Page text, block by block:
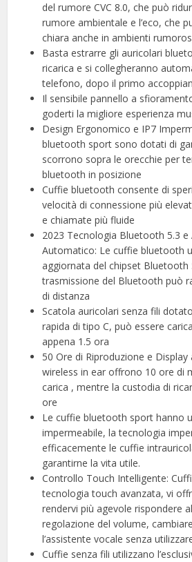
del rumore CVC 8.0, che può
rumore ambientale e l’eco, che
chiara anche in ambienti
Basta estrarre gli auricolari
ricarica e si collegheranno
telefono, dopo il primo
Il sensibile pannello a
goderti la migliore esperienza
Design Ergonomico e IP7
bluetooth sport sono dotati di
scorrono sopra le orecchie per
bluetooth in posizione
Cuffie bluetooth consente di
velocità di connessione più
e chiamate più fluide
2023 Tecnologia Bluetooth 5.3
Automatico: Le cuffie bluetooth
aggiornata del chipset Bluetooth
trasmissione del Bluetooth può
di distanza
Scatola auricolari senza fili
rapida di tipo C, può essere
appena 1.5 ora
50 Ore di Riproduzione e Display
wireless in ear offrono 10 ore di
carica , mentre la custodia di
ore
Le cuffie bluetooth sport hanno
impermeabile, la tecnologia
efficacemente le cuffie
garantirne la vita utile.
Controllo Touch Intelligente:
tecnologia touch avanzata, vi
rendervi più agevole rispondere
regolazione del volume,
l’assistente vocale senza
Cuffie senza fili utilizzano